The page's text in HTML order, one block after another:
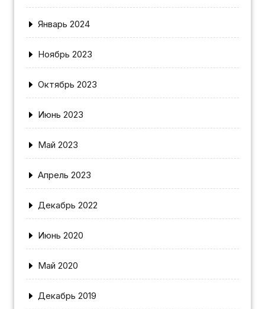
Январь 2024
Ноябрь 2023
Октябрь 2023
Июнь 2023
Май 2023
Апрель 2023
Декабрь 2022
Июнь 2020
Май 2020
Декабрь 2019